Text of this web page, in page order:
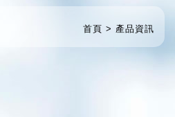
首頁 產品資訊